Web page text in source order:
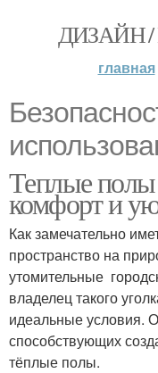
ДИЗАЙН /
главная
Теплые полы
комфорт и
Как замечательно
пространство на
утомительные
владелец такого
идеальные условия.
способствующих
тёплые полы.